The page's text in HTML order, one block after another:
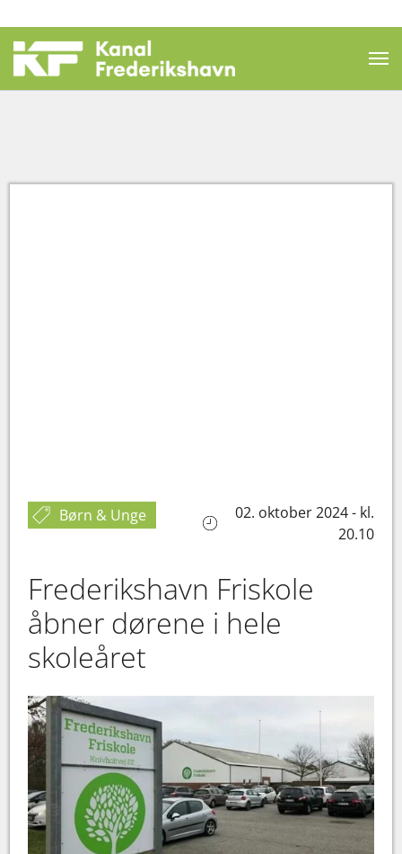
Børn & Unge
02. oktober 2024 - kl.
20.10
Frederikshavn Friskole
åbner dørene i hele
skoleåret